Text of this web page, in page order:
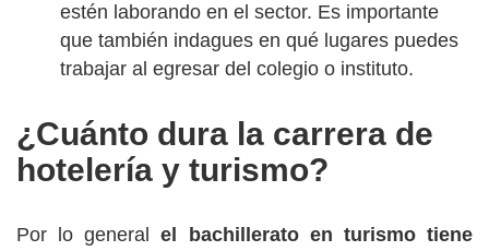
estén laborando en el sector. Es importante
que también indagues en qué lugares puedes
trabajar al egresar del colegio o instituto.
¿Cuánto dura la carrera de
hotelería y turismo?
Por lo generalel bachillerato en turismo tiene